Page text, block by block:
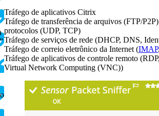
Tráfego de aplicativos Citrix
Tráfego de transferência de arquivos (FTP/
protocolos (UDP, TCP)
Tráfego de serviços de rede (DHCP, DNS,
Tráfego de correio eletrônico da Internet (IMAP
Tráfego de aplicativos de controle remoto
Virtual Network Computing (VNC))